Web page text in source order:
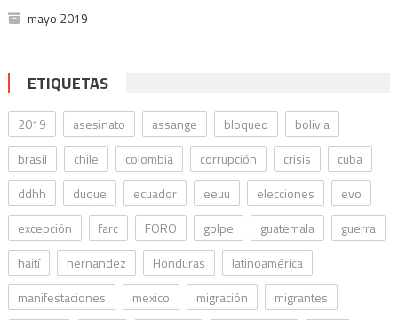
mayo 2019
ETIQUETAS
2019 asesinato assange bloqueo
bolivia
brasil
chile colombia corrupción crisis
cuba
ddhh
duque ecuador eeuu elecciones
evo
excepción
farc FORO golpe guatemala
guerra
haití
hernandez Honduras
latinoamérica
manifestaciones
mexico migración migrantes